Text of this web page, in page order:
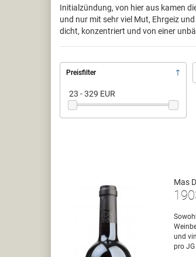
Initialzündung, von hier aus kamen
und nur mit sehr viel Mut, Ehrgeiz
dicht, konzentriert und von einer
Preisfilter
23 - 329 EUR
Mas
und
pro